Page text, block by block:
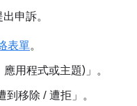
申訴。
表單。
用程式或主題)」。
移除 / 遭拒」。